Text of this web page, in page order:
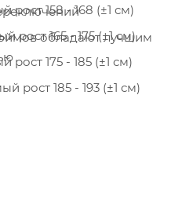
обладают лучшим
158 - 168 (±1 см)
рост 165 - 175 (±1 см)
175 - 185 (±1 см)
рост 185 - 193 (±1 см)